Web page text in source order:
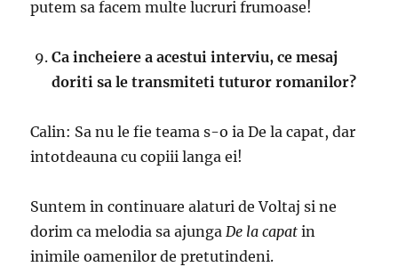
putem sa facem multe lucruri frumoase!
Ca incheiere a acestui interviu, ce mesaj
doriti sa le transmiteti tuturor romanilor?
Calin: Sa nu le fie teama s-o ia De la capat, dar
intotdeauna cu copiii langa ei!
Suntem in continuare alaturi de Voltaj si ne
dorim ca melodia sa ajungaDe la capatin
inimile oamenilor de pretutindeni.